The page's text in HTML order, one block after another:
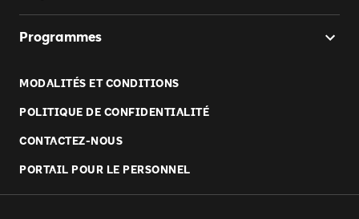
Programmes
MODALITÉS ET CONDITIONS
POLITIQUE DE CONFIDENTIALITÉ
CONTACTEZ-NOUS
PORTAIL POUR LE PERSONNEL